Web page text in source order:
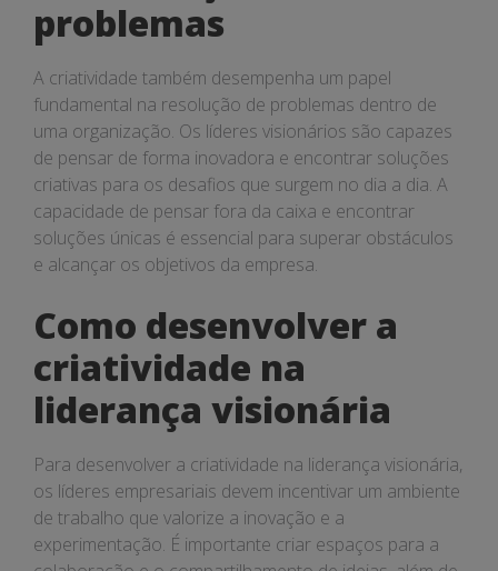
problemas
A criatividade também desempenha um papel
fundamental na resolução de problemas dentro de
uma organização. Os líderes visionários são capazes
de pensar de forma inovadora e encontrar soluções
criativas para os desafios que surgem no dia a dia. A
capacidade de pensar fora da caixa e encontrar
soluções únicas é essencial para superar obstáculos
e alcançar os objetivos da empresa.
Como desenvolver a
criatividade na
liderança visionária
Para desenvolver a criatividade na liderança visionária,
os líderes empresariais devem incentivar um ambiente
de trabalho que valorize a inovação e a
experimentação. É importante criar espaços para a